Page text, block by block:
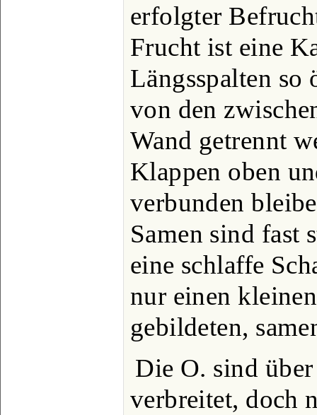
erfolgter
Frucht ist eine
Längsspalten so
von den
Wand getrennt
Klappen oben
verbunden
Samen sind fast
eine schlaffe
nur einen
gebildeten,
Die O. sind
verbreitet, doch